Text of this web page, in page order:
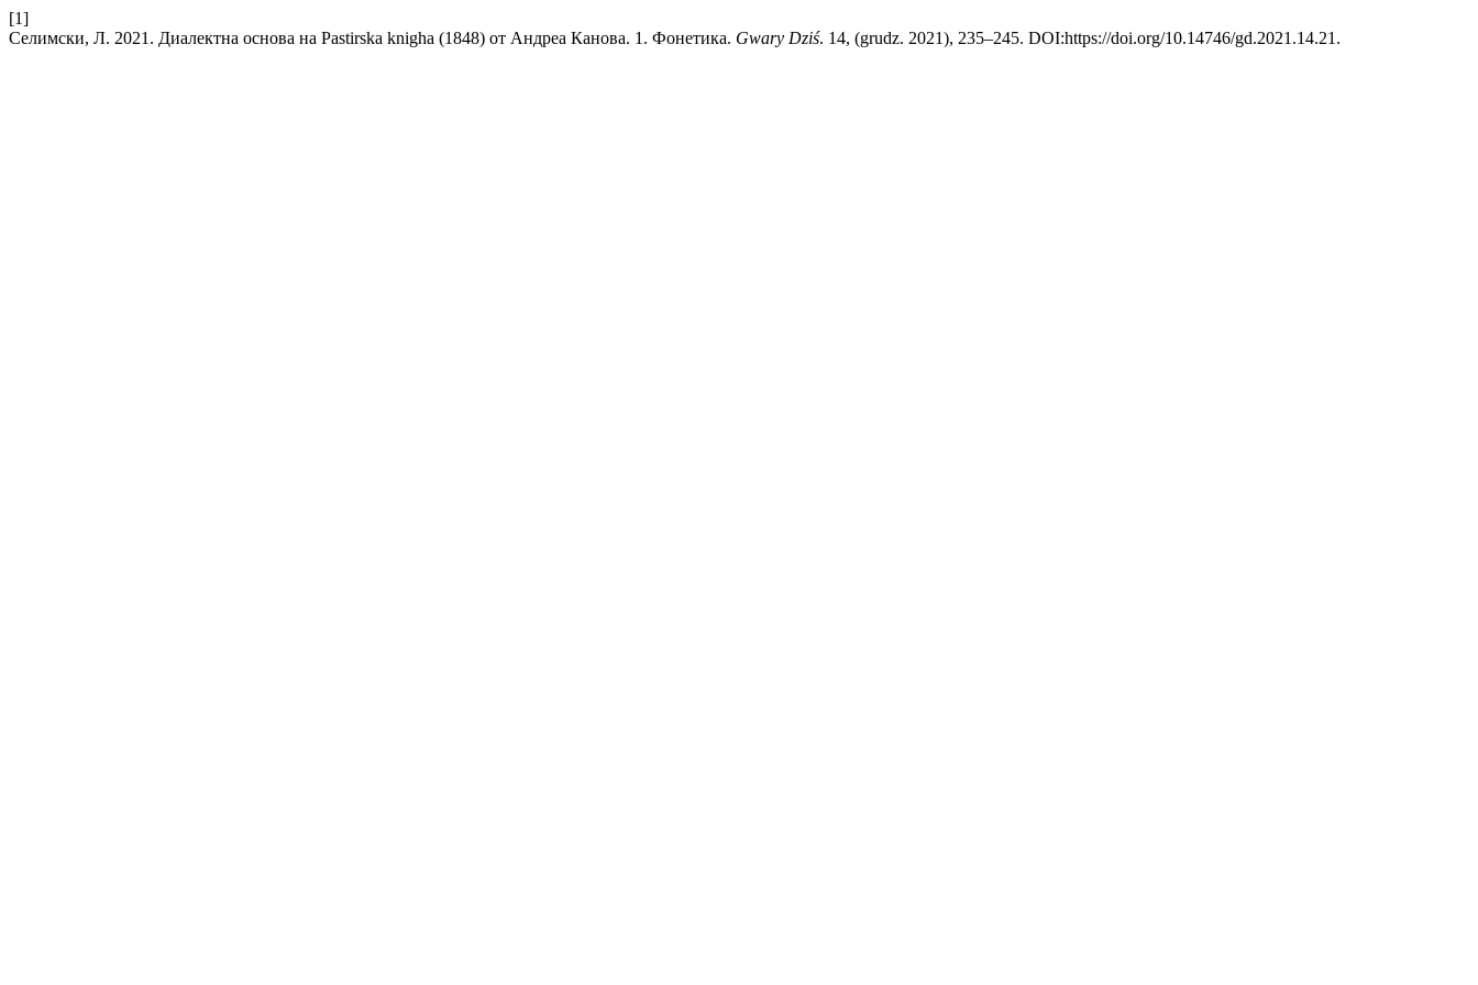
[1]
Селимски, Л. 2021. Диалектна основа на Pastirska knigha (1848) от Андреа Канова. 1. Фонетика. Gwary Dziś. 14, (grudz. 2021), 235–245. DOI:https://doi.org/10.14746/gd.2021.14.21.